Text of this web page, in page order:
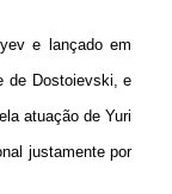
e lançado em
de Dostoievski, e
atuação de Yuri
justamente por